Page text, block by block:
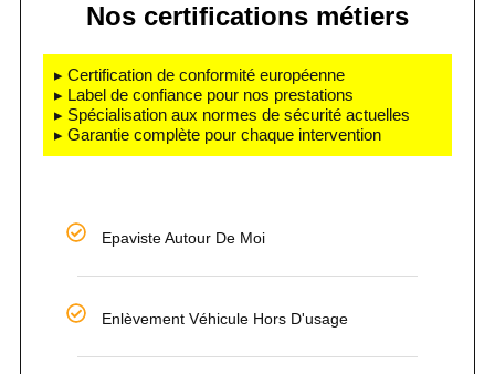
Nos certifications métiers
▸ Certification de conformité européenne
▸ Label de confiance pour nos prestations
▸ Spécialisation aux normes de sécurité actuelles
▸ Garantie complète pour chaque intervention
Epaviste Autour De Moi
Enlèvement Véhicule Hors D'usage